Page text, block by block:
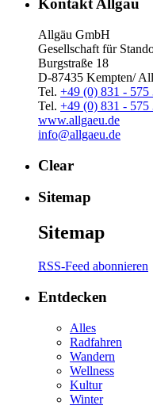
Kontakt Allgäu
Allgäu GmbH
Gesellschaft für
Burgstraße 18
D-87435 Kempten/
Tel. +49 (0) 831 - 575
Tel. +49 (0) 831 - 575
www.allgaeu.de
info@allgaeu.de
Clear
Sitemap
Sitemap
RSS-Feed abonnieren
Entdecken
Alles
Radfahren
Wandern
Wellness
Kultur
Winter